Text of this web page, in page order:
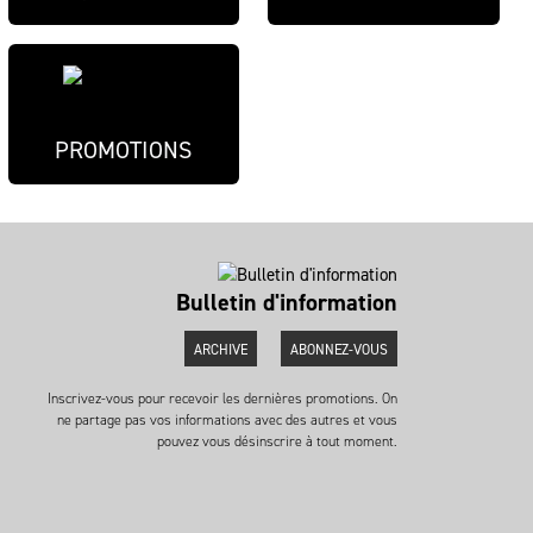
PROMOTIONS
Bulletin d'information
ARCHIVE ABONNEZ-VOUS
Inscrivez-vous pour recevoir les dernières promotions. On
ne partage pas vos informations avec des autres et vous
pouvez vous désinscrire à tout moment.